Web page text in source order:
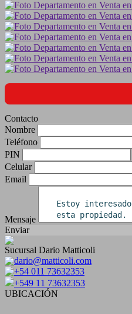
Contacto
Nombre
Teléfono
PIN
Celular
Email
Mensaje
Enviar
Sucursal Dario Matticoli
dario@matticoli.com
+54 011 73632353
+549 11 73632353
UBICACIÓN